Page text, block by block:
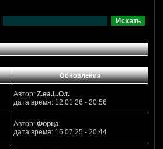
Обновления
Автор:Z.ea.L.O.t.
дата время: 12.01.26 - 20:56
Автор:Форца
дата время: 16.07.25 - 20:44